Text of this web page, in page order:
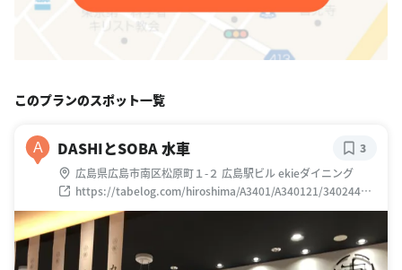
このプランのスポット一覧
A DASHIとSOBA 水車
広島県広島市南区松原町１-２ 広島駅ビル ekieダイニング
https://tabelog.com/hiroshima/A3401/A340121/34024456
/
3